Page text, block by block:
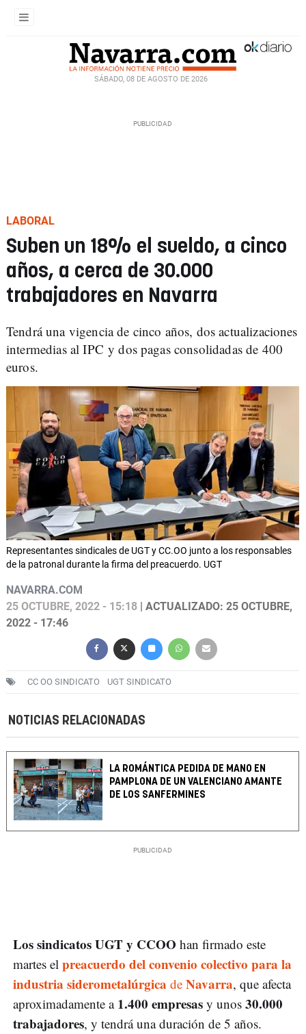
SÁBADO, 08 DE AGOSTO DE 2026
LABORAL
Suben un 18% el sueldo, a cinco
años, a cerca de 30.000
trabajadores en Navarra
Tendrá una vigencia de cinco años, dos actualizaciones
intermedias al IPC y dos pagas consolidadas de 400
euros.
Representantes sindicales de UGT y CC.OO junto a los responsables
de la patronal durante la firma del preacuerdo. UGT
NAVARRA.COM
25 OCTUBRE, 2022 - 15:18 | ACTUALIZADO: 25 OCTUBRE,
2022 - 17:46
CC OO SINDICATO UGT SINDICATO
NOTICIAS RELACIONADAS
LA ROMÁNTICA PEDIDA DE MANO EN
PAMPLONA DE UN VALENCIANO AMANTE
DE LOS SANFERMINES
Los sindicatos UGT y CCOO han firmado este
martes el preacuerdo del convenio colectivo para la
industria siderometalúrgica de Navarra, que afecta
aproximadamente a 1.400 empresas y unos 30.000
trabajadores, y tendrá una duración de 5 años.